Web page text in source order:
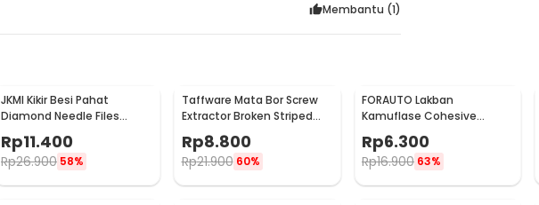
Membantu (1)
JKMI Kikir Besi Pahat
Diamond Needle Files
Rp11.400
Rp26.900 58%
Taffware Mata Bor Screw
Extractor Broken Striped
Screw Remover 4 PCS - S2
Rp8.800
Rp21.900 60%
FORAUTO Lakban
Kamuflase Cohesive
Bandage Tape Hunting
4.5M 50mm - H10
Rp6.300
Rp16.900 63%